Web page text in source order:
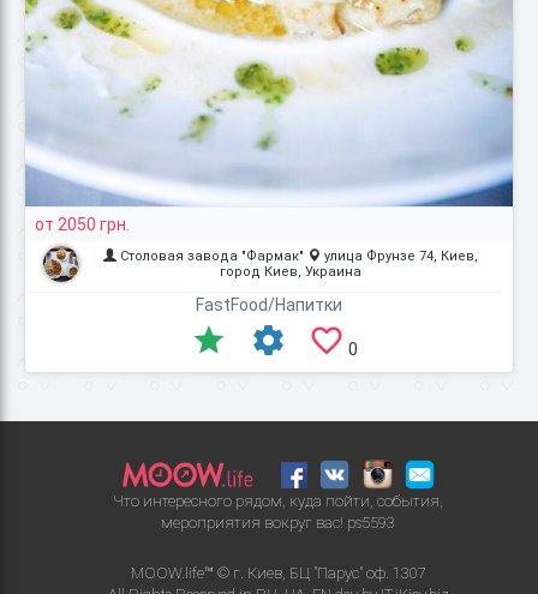
от 2050 грн.
Столовая завода "Фармак"
улица Фрунзе 74, Киев,
город Киев, Украина
FastFood/Напитки
0
Что интересного рядом, куда пойти, события,
мероприятия вокруг вас! ps5593
MOOW.life™ © г. Киев, БЦ "Парус" оф. 1307